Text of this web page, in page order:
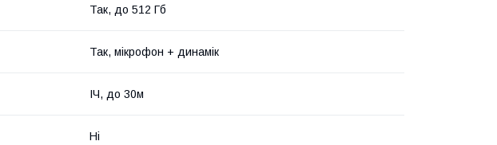
Так, до 512 Гб
Так, мікрофон + динамік
ІЧ, до 30м
Ні